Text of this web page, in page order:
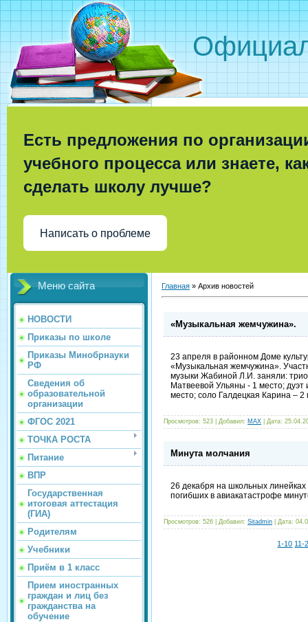
Есть предложения по
учебного процесса или знаете,
сделать школу лучше?
Написать о проблеме
Меню сайта
НОВОСТИ
Приказы по школе
Приказы Минобрнауки
РФ
Сведения об
образовательной
организации
ФГОС 2021
ТОЧКА РОСТА
Питание
ВПР
Государственная
итоговая аттестация
(ГИА)
Родителям
Учебники
Приём в 1 класс
Прием иностранных
граждан и лиц без
гражданства на
обучение
Главная » Архив новостей
«Музыкальная жемчужина».
23 апреля в районном Доме
«Музыкальная жемчужина».
музыки Жабиной Л.И. заняли:
Матвеевой Ульяны - 1 место;
место; соло Галдецкая Карина – 2
Просмотров: 523 Добавил: MAX Дата:
Минута молчания
26 декабря на школьных линейках
погибших в авиакатастрофе
Просмотров: 526 Добавил: Sitadmin Дата:
1-10 11-